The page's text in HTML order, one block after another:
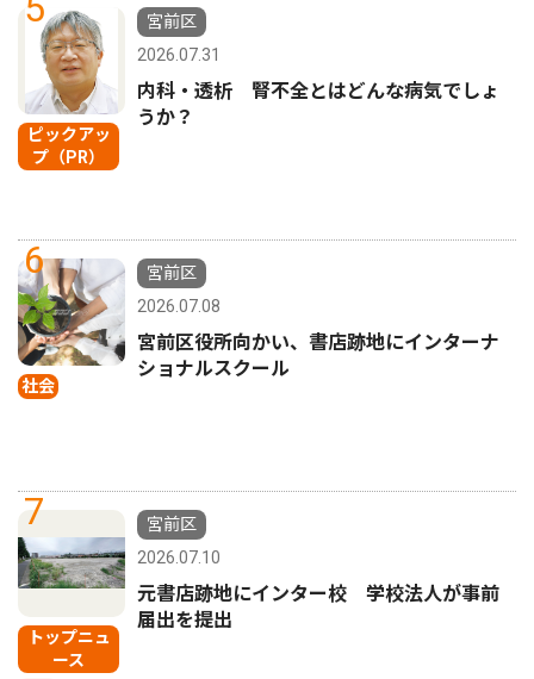
ピックアッ
プ（PR）
宮前区
2026.07.31
内科・透析 腎不全とはどんな病気でしょ
うか？
6
社会
宮前区
2026.07.08
宮前区役所向かい、書店跡地にインターナ
ショナルスクール
7
トップニュ
ース
宮前区
2026.07.10
元書店跡地にインター校 学校法人が事前
届出を提出